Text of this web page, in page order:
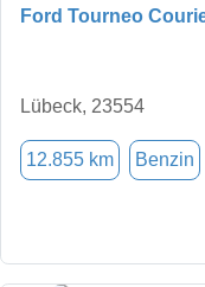
Ford Tourneo
Lübeck, 23554
12.855 km Benzin